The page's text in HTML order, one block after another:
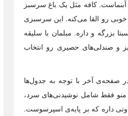
کافه مثل یک باغ سرسبز
رو القا می‌کنه. این سرسبزی
بزرگه و داره. مبلمان با سلیقه
و صندلی‌های حصیری رو انتخاب
صفحه‌ی آخر با توجه به جدول‌ها
منو فقط شامل نوشیدنی‌های سرد،
داره که بر پایه‌ی اسپرسوست.